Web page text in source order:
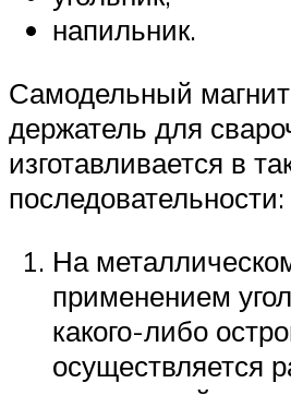
напильник.
Самодельный
держатель для
изготавливается в
последовательности:
На
применением
какого-либо
осуществляется